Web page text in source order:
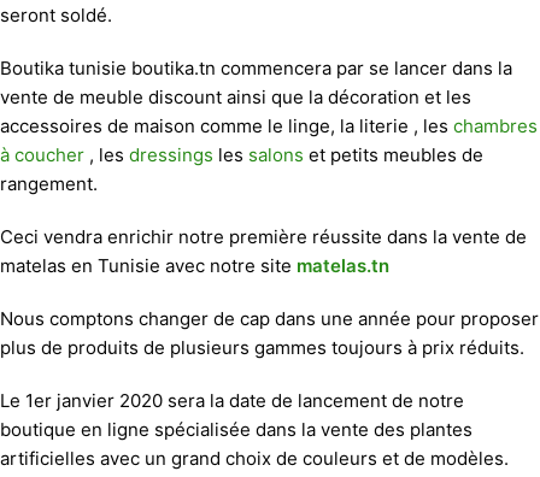
seront soldé.
Boutika tunisie boutika.tn commencera par se lancer dans la
vente de meuble discount ainsi que la décoration et les
accessoires de maison comme le linge, la literie , les chambres
à coucher , les dressings les salons et petits meubles de
rangement.
Ceci vendra enrichir notre première réussite dans la vente de
matelas en Tunisie avec notre site matelas.tn
Nous comptons changer de cap dans une année pour proposer
plus de produits de plusieurs gammes toujours à prix réduits.
Le 1er janvier 2020 sera la date de lancement de notre
boutique en ligne spécialisée dans la vente des plantes
artificielles avec un grand choix de couleurs et de modèles.